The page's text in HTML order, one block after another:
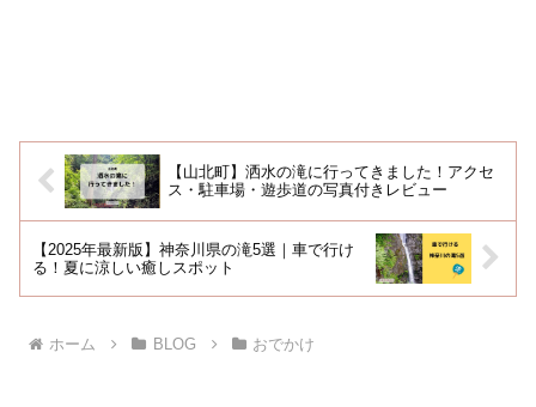
【山北町】洒水の滝に行ってきました！アクセ
ス・駐車場・遊歩道の写真付きレビュー
【2025年最新版】神奈川県の滝5選｜車で行け
る！夏に涼しい癒しスポット
ホーム BLOG おでかけ